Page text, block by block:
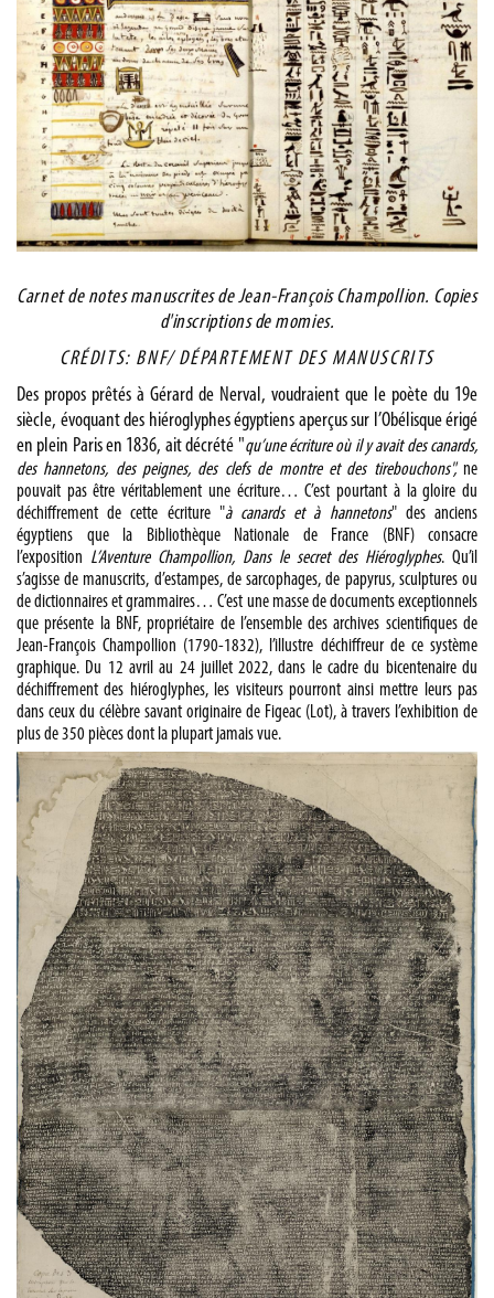
Carnet de notes manuscrites de Jean-François Champollion. Copies
d'inscriptions de momies.
CRÉDITS: BNF/ DÉPARTEMENT DES MANUSCRITS
Des propos prêtés à Gérard de Nerval, voudraient que le poète du 19e
siècle, évoquant des hiéroglyphes égyptiens aperçus sur l’Obélisque érigé
en plein Paris en 1836, ait décrété "qu’une écriture où il y avait des canards,
des hannetons, des peignes, des clefs de montre et des tirebouchons", ne
pouvait pas être véritablement une écriture… C’est pourtant à la gloire du
déchiffrement de cette écriture "à canards et à hannetons" des anciens
égyptiens que la Bibliothèque Nationale de France (BNF) consacre
l’exposition L’Aventure Champollion, Dans le secret des Hiéroglyphes. Qu’il
s’agisse de manuscrits, d’estampes, de sarcophages, de papyrus, sculptures ou
de dictionnaires et grammaires… C’est une masse de documents exceptionnels
que présente la BNF, propriétaire de l’ensemble des archives scientifiques de
Jean-François Champollion (1790-1832), l’illustre déchiffreur de ce système
graphique. Du 12 avril au 24 juillet 2022, dans le cadre du bicentenaire du
déchiffrement des hiéroglyphes, les visiteurs pourront ainsi mettre leurs pas
dans ceux du célèbre savant originaire de Figeac (Lot), à travers l’exhibition de
plus de 350 pièces dont la plupart jamais vue.